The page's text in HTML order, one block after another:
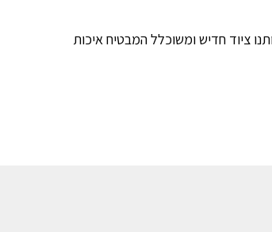
ציוד חדיש ומשוכלל המבטיח איכות